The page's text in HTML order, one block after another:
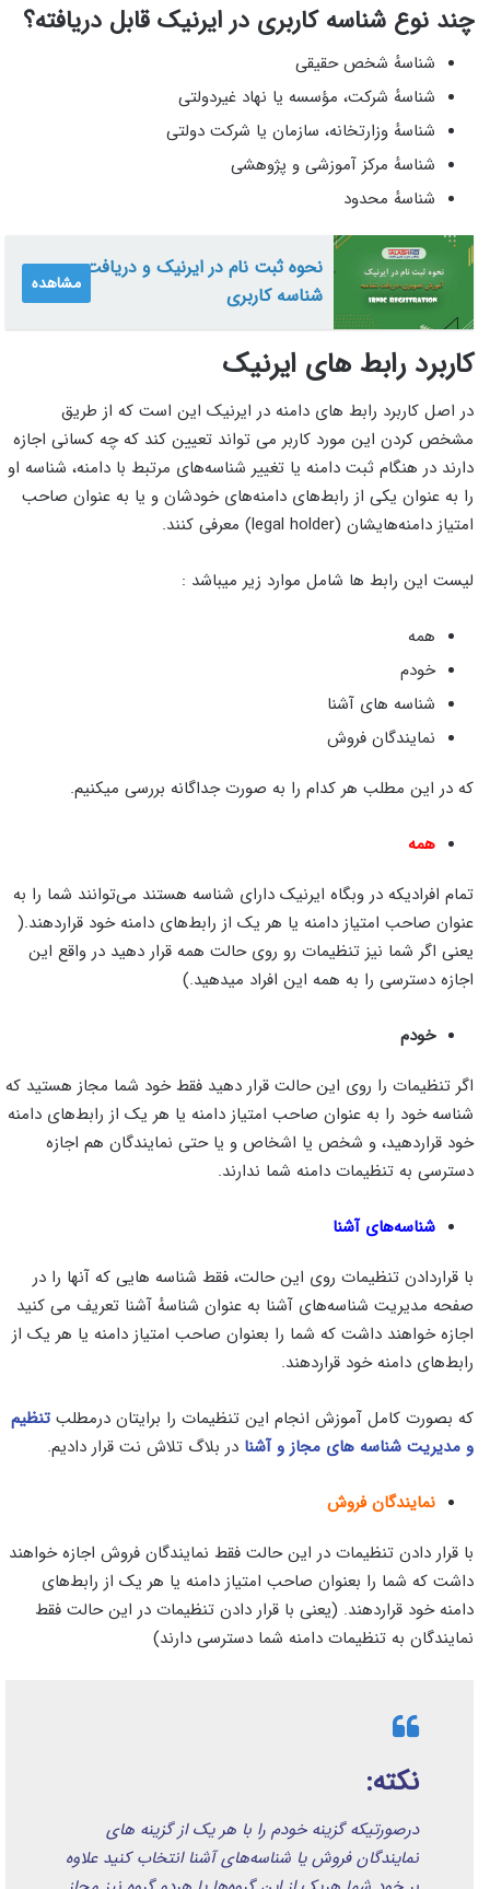
چند نوع شناسه کاربری در ایرنیک قابل دریافته؟
شناسهٔ شخص حقیقی
شناسهٔ شرکت، مؤسسه یا نهاد غیردولتی
شناسهٔ وزارتخانه، سازمان یا شرکت دولتی
شناسهٔ مرکز آموزشی و پژوهشی
شناسهٔ محدود
نحوه ثبت نام در ایرنیک و دریافت
شناسه کاربری
مشاهده
کاربرد رابط های ایرنیک
در اصل کاربرد رابط های دامنه در ایرنیک این است که از طریق
مشخص کردن این مورد کاربر می تواند تعیین کند که چه کسانی اجازه
دارند در هنگام ثبت دامنه یا تغییر شناسه‌های مرتبط با دامنه، شناسه او
را به عنوان یکی از رابط‌های دامنه‌های خودشان و یا به عنوان صاحب
امتیاز دامنه‌هایشان (legal holder) معرفی کنند.
لیست این رابط ها شامل موارد زیر میباشد :
همه
خودم
شناسه های آشنا
نمایندگان فروش
که در این مطلب هر کدام را به صورت جداگانه بررسی میکنیم.
همه
تمام افرادیکه در وبگاه ایرنیک دارای شناسه هستند می‌توانند شما را به
عنوان صاحب امتیاز دامنه یا هر یک از رابط‌های دامنه خود قراردهند.(
یعنی اگر شما نیز تنظیمات رو روی حالت همه قرار دهید در واقع این
اجازه دسترسی را به همه این افراد میدهید.)
خودم
اگر تنظیمات را روی این حالت قرار دهید فقط خود شما مجاز هستید که
شناسه خود را به عنوان صاحب امتیاز دامنه یا هر یک از رابط‌های دامنه
خود قراردهید، و شخص یا اشخاص و یا حتی نمایندگان هم اجازه
دسترسی به تنظیمات دامنه شما ندارند.
شناسه‌های آشنا
با قراردادن تنظیمات روی این حالت، فقط شناسه‌ هایی که آنها را در
صفحه مدیریت شناسه‌های آشنا به عنوان شناسهٔ آشنا تعریف می کنید
اجازه خواهند داشت که شما را بعنوان صاحب امتیاز دامنه یا هر یک از
رابط‌های دامنه خود قراردهند.
که بصورت کامل آموزش انجام این تنظیمات را برایتان درمطلب تنظیم
و مدیریت شناسه های مجاز و آشنا در بلاگ تلاش نت قرار دادیم.
نمایندگان فروش
با قرار دادن تنظیمات در این حالت فقط نمایندگان فروش اجازه خواهند
داشت که شما را بعنوان صاحب امتیاز دامنه یا هر یک از رابط‌های
دامنه خود قراردهند. (یعنی با قرار دادن تنظیمات در این حالت فقط
نمایندگان به تنظیمات دامنه شما دسترسی دارند)
نکته:
درصورتیکه گزینه خودم را با هر یک از گزینه های
نمایندگان فروش یا شناسه‌های آشنا انتخاب کنید علاوه